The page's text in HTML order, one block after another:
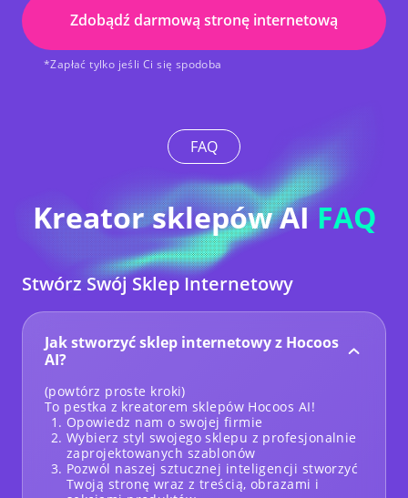
Zdobądź darmową stronę internetową
*Zapłać tylko jeśli Ci się spodoba
FAQ
Kreator sklepów AIFAQ
Stwórz Swój Sklep Internetowy
Jak stworzyć sklep internetowy z Hocoos
AI?
(powtórz proste kroki)
To pestka z kreatorem sklepów Hocoos AI!
Opowiedz nam o swojej firmie
Wybierz styl swojego sklepu z profesjonalnie
zaprojektowanych szablonów
Pozwól naszej sztucznej inteligencji stworzyć
Twoją stronę wraz z treścią, obrazami i